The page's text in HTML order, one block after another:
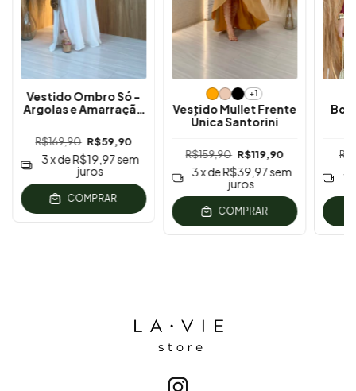
Vestido Ombro Só -
Argolas e Amarração
R$169,90 R$59,90
3x deR$19,97sem
juros
COMPRAR
+1
Vestido Mullet Frente
Única Santorini
R$159,90 R$119,90
3x deR$39,97sem
juros
COMPRAR
3